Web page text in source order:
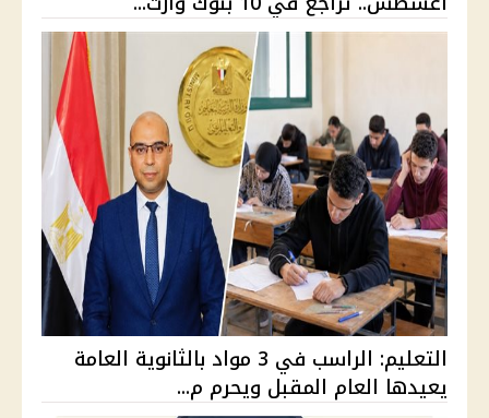
التعليم: الراسب في 3 مواد بالثانوية العامة
يعيدها العام المقبل ويحرم م...